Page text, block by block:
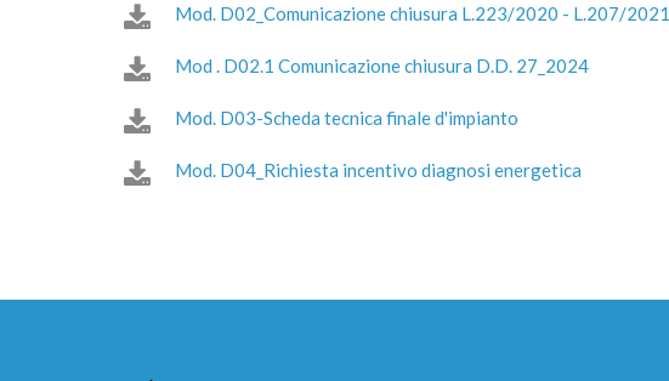
Mod. D02_Comunicazione chiusura L.223/2020 - L.207/2021
Mod . D02.1 Comunicazione chiusura D.D. 27_2024
Mod. D03-Scheda tecnica finale d'impianto
Mod. D04_Richiesta incentivo diagnosi energetica